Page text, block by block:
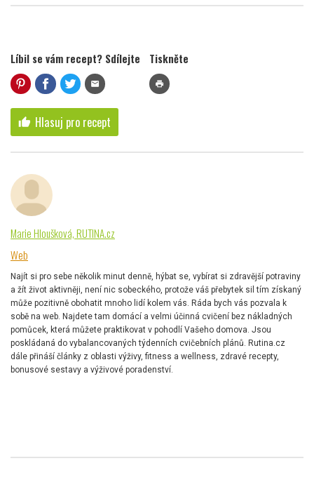
Líbil se vám recept? Sdílejte
mail
Tiskněte
print
thumb_up Hlasuj pro recept
Marie Hloušková, RUTINA.cz
Web
Najít si pro sebe několik minut denně, hýbat se, vybírat si zdravější potraviny
a žít život aktivněji, není nic sobeckého, protože váš přebytek sil tím získaný
může pozitivně obohatit mnoho lidí kolem vás. Ráda bych vás pozvala k
sobě na web. Najdete tam domácí a velmi účinná cvičení bez nákladných
pomůcek, která můžete praktikovat v pohodlí Vašeho domova. Jsou
poskládaná do vybalancovaných týdenních cvičebních plánů. Rutina.cz
dále přináší články z oblasti výživy, fitness a wellness, zdravé recepty,
bonusové sestavy a výživové poradenství.